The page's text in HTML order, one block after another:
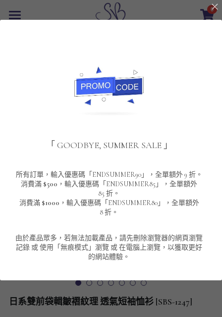
0
重磅純色長袖 T-SHIRT 系列
重磅純色短袖 T-SHIRT 系列
重磅純色 衛衣 系列
男裝恤衫
長袖恤衫
男裝 T-Shirt
長袖 T-SHIRT
短袖 POLO T-Shirt
針織外套
棒球外套
夾棉外套
男裝衛衣
連帽衛衣
九分褲
頸鏈及鏈墜
包袋
About Us
搜索
日系雙前袋輯皺褶紋理 透氣短袖恤衫 [SBS-1247]
×
商品分類
重磅純色 短袖T-Shirt 系列
圓領衛衣
連帽衛衣
針織外套
「 GOODBYE, SUMMER SALE 」
所有訂單，輸入優惠碼「ENDSUMMER90」，全單額外 9 折。
消費滿 $500 ，輸入優惠碼「ENDSUMMER85」，全單額外
85 折。
消費滿 $1000 ，輸入優惠碼「ENDSUMMER80」，全單額外
8 折。
由於產品眾多，若無法加載產品，請先刪除瀏覽器的網頁瀏覽
記錄 或 使用「無痕模式」瀏覽 或 在電腦上瀏覽，以獲取更好
的網站體驗。